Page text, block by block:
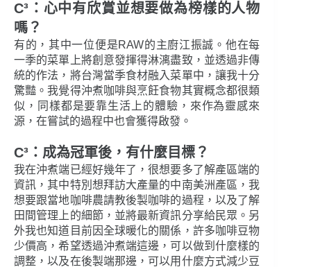
C³：心中有欣賞並想要做為榜樣的人物
嗎？
有的，其中一位便是RAW的主廚江振誠。他在每
一季的菜單上將創意發揮得淋漓盡致，並透過非傳
統的作法，將台灣當季食材融入菜單中，讓我十分
驚豔。我覺得沖煮咖啡與烹飪食物其實概念都很類
似，同樣都是要靠生活上的體驗，來作為靈感來
源，在嘗試的過程中也會獲得啟發。
C³：成為冠軍後，有什麼目標？
我在沖煮端已經好幾年了，很想要多了解產區端的
資訊，其中特別想拜訪大產量的中南美洲產區，我
想要跟當地咖啡農請教後製咖啡的過程，以及了解
田間管理上的細節，並將最新資訊分享給民眾。另
外我也知道目前因全球暖化的關係，許多咖啡豆物
少價高，希望透過沖煮端這邊，可以做到什麼樣的
調整，以及在後製端那邊，可以用什麼方式減少豆